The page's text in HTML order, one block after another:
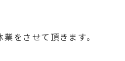
をさせて頂きます。